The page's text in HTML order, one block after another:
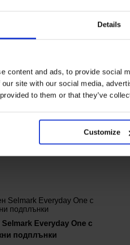
Details
content and ads, to provide social
site with our social media,
to them or that they’ve
Customize
Everyday One с
подплънки